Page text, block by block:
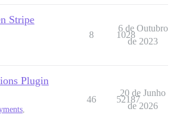
Stripe
8 1028
6 de Outubro
de 2023
Plugin
,
46 52187
20 de Junho
de 2026